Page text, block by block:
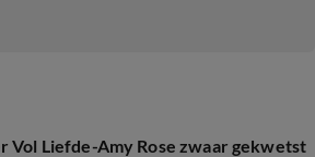
Vol Liefde-Amy Rose zwaar gekwetst